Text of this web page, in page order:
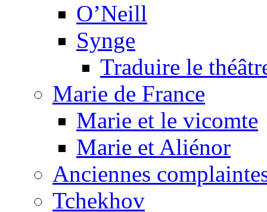
O’Neill
Synge
Traduire le
Marie de France
Marie et le vicomte
Marie et Aliénor
Anciennes
Tchekhov